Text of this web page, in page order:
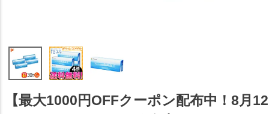
【最大1000円OFFクーポン配布中！8月